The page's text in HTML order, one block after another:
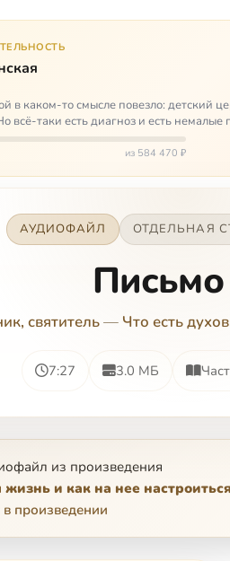
в каком-то смысле повезло: детский
всё-таки есть диагноз и есть
из 584 470 ₽
АУДИОФАЙЛ ОТДЕЛЬНАЯ
святитель— Что есть
7:27 3.0 МБ
из произведения
жизнь и как на нее настроиться
произведении